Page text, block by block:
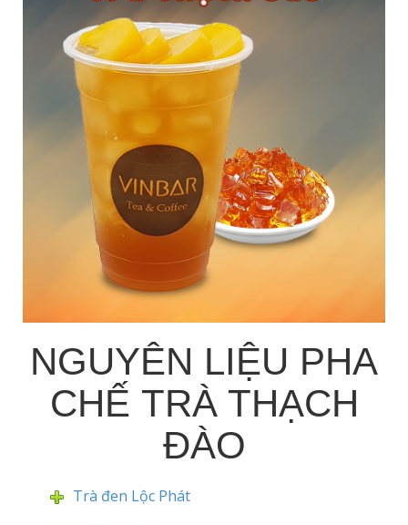
NGUYÊN LIỆU PHA
CHẾ TRÀ THẠCH
ĐÀO
Trà đen Lộc Phát